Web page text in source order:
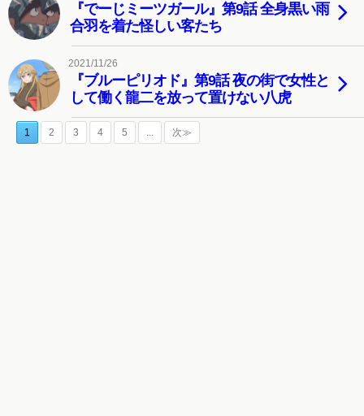
『でーじミーツガール』第9話 全身黒い雨
合羽を着た怪しい客たち
2021/11/26
『ブルーピリオド』第9話 夜の街で女性と
して働く龍二を放って置けない八虎
1 2 3 4 5 ... 次≫